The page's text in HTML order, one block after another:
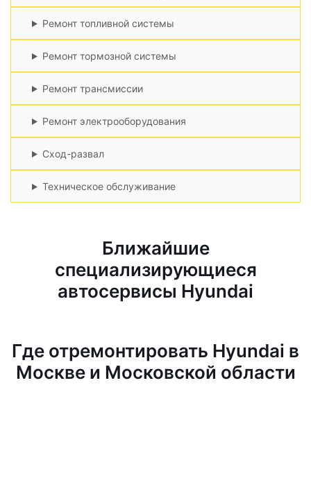
Ремонт топливной системы
Ремонт тормозной системы
Ремонт трансмиссии
Ремонт электрооборудования
Сход-развал
Техническое обслуживание
Ближайшие
специализирующиеся
автосервисы Hyundai
Где отремонтировать Hyundai в
Москве и Московской области